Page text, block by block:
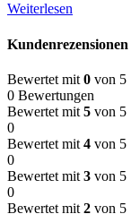
Weiterlesen
Kundenrezensionen
Bewertet mit 0 von 5
0 Bewertungen
Bewertet mit 5 von 5
0
Bewertet mit 4 von 5
0
Bewertet mit 3 von 5
0
Bewertet mit 2 von 5